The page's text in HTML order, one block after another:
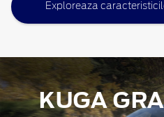
Exploreaza
KUGA